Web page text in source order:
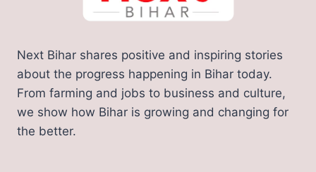
है
के
आचार्य
ने
दी
Next Bihar shares positive and inspiring stories
about the progress happening in Bihar today.
From farming and jobs to business and culture,
we show how Bihar is growing and changing for
the better.